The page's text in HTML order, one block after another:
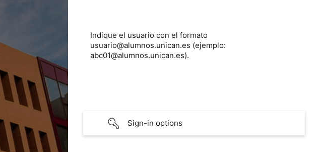
Indique el usuario con el formato
usuario@alumnos.unican.es (ejemplo:
abc01@alumnos.unican.es).
Sign-in options